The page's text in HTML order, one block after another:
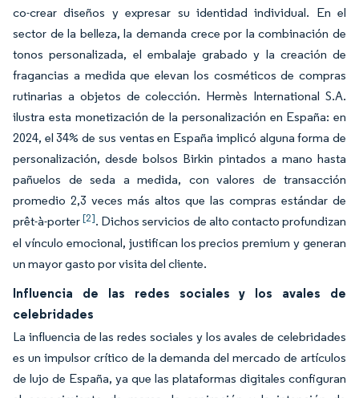
co-crear diseños y expresar su identidad individual. En el
sector de la belleza, la demanda crece por la combinación de
tonos personalizada, el embalaje grabado y la creación de
fragancias a medida que elevan los cosméticos de compras
rutinarias a objetos de colección. Hermès International S.A.
ilustra esta monetización de la personalización en España: en
2024, el 34% de sus ventas en España implicó alguna forma de
personalización, desde bolsos Birkin pintados a mano hasta
pañuelos de seda a medida, con valores de transacción
promedio 2,3 veces más altos que las compras estándar de
prêt-à-porter[2]. Dichos servicios de alto contacto profundizan
el vínculo emocional, justifican los precios premium y generan
un mayor gasto por visita del cliente.
Influencia de las redes sociales y los avales de
celebridades
La influencia de las redes sociales y los avales de celebridades
es un impulsor crítico de la demanda del mercado de artículos
de lujo de España, ya que las plataformas digitales configuran